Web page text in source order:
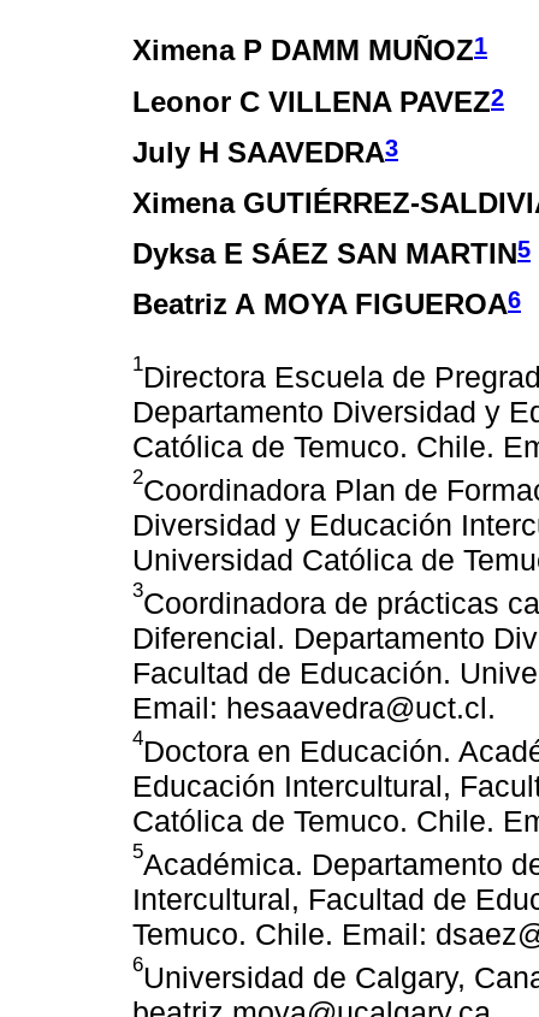
Ximena P DAMM MUÑOZ1
Leonor C VILLENA PAVEZ2
July H SAAVEDRA3
Ximena GUTIÉRREZ-
Dyksa E SÁEZ SAN MARTIN5
Beatriz A MOYA FIGUEROA6
1Directora Escuela de
Departamento Diversidad y
Católica de Temuco. Chile.
2Coordinadora Plan de
Diversidad y Educación
Universidad Católica de
3Coordinadora de prácticas
Diferencial. Departamento
Facultad de Educación.
Email: hesaavedra@uct.cl.
4Doctora en Educación.
Educación Intercultural,
Católica de Temuco. Chile.
5Académica. Departamento
Intercultural, Facultad de
Temuco. Chile. Email:
6Universidad de Calgary,